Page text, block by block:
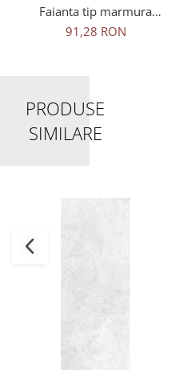
Faianta tip marmura
Delphi White 4856-4928,
25x50 cm, alb, finisaj
91,28 RON
PRODUSE
SIMILARE